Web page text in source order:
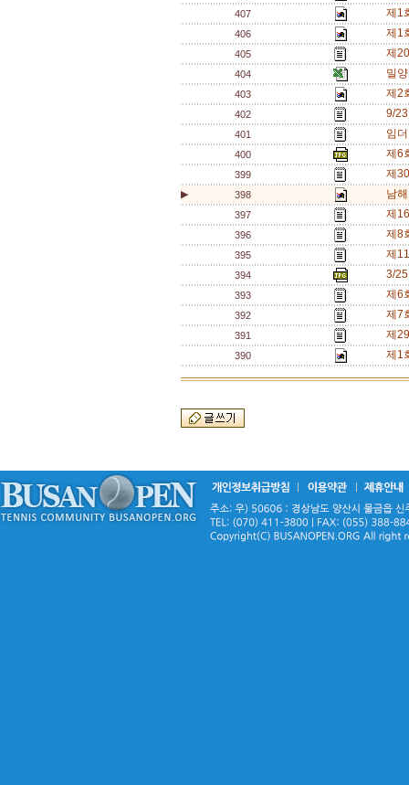
407 제1
406 제1
405 제
404 밀
403 제2
402 9/
401 임
400 제6
399 제
▶ 398 남
397 제
396 제8
395 제
394 3/
393 제6
392 제7
391 제
390 제1